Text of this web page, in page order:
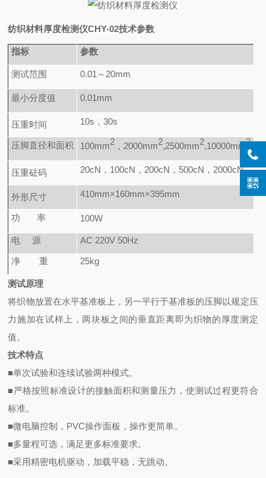
纺织材料厚度检测仪CHY-02技术参数
指标 参数
测试范围 0.01 ～20mm
最小分度值 0.01mm
压重时间 10s ，30s
压脚直径和面积 100mm2 ，2000mm2,2500mm2,10000mm 2
压重砝码 20cN ，100cN，200cN，500cN，2000cN
外形尺寸 410mm×160mm×395mm
功 率 100W
电 源 AC 220V 50Hz
净 重 25kg
测试原理
将织物放置在水平基准板上，另一平行于基准板的压脚以规定压
力施加在试样上，两块板之间的垂直距离即为织物的厚度测定
值。
技术特点
■单次试验和连续试验两种模式。
■严格按照标准设计的接触面积和测量压力，使测试过程更符合
标准。
■微电脑控制，PVC操作面板，操作更简单。
■多量程可选，满足更多标准要求。
■采用精密电机驱动，加载平稳，无跳动。